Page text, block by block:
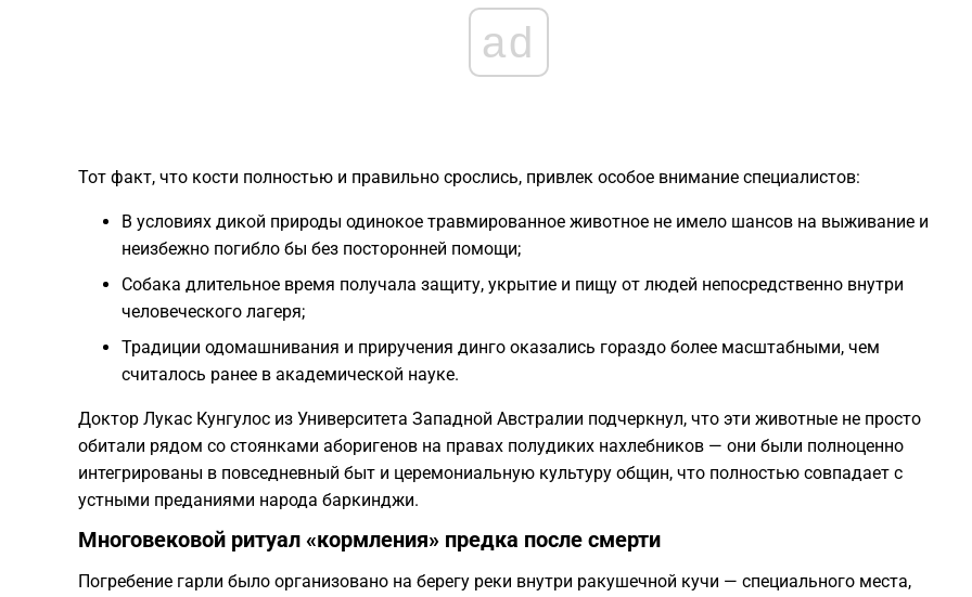
ad
Тот факт, что кости полностью и правильно срослись, привлек особое внимание специалистов:
В условиях дикой природы одинокое травмированное животное не имело шансов на выживание и
неизбежно погибло бы без посторонней помощи;
Собака длительное время получала защиту, укрытие и пищу от людей непосредственно внутри
человеческого лагеря;
Традиции одомашнивания и приручения динго оказались гораздо более масштабными, чем
считалось ранее в академической науке.
Доктор Лукас Кунгулос из Университета Западной Австралии подчеркнул, что эти животные не просто
обитали рядом со стоянками аборигенов на правах полудиких нахлебников — они были полноценно
интегрированы в повседневный быт и церемониальную культуру общин, что полностью совпадает с
устными преданиями народа баркинджи.
Многовековой ритуал «кормления» предка после смерти
Погребение гарли было организовано на берегу реки внутри ракушечной кучи — специального места,